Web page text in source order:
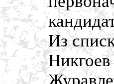
Из